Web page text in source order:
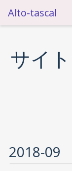
Alto-tascal
サイ
2018-09